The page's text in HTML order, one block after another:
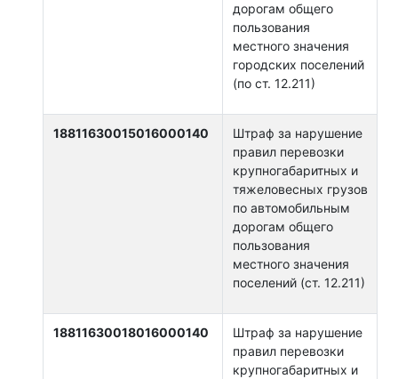
дорогам общего
пользования
местного значения
городских поселений
(по ст. 12.211)
18811630015016000140
Штраф за нарушение
правил перевозки
крупногабаритных и
тяжеловесных грузов
по автомобильным
дорогам общего
пользования
местного значения
поселений (ст. 12.211)
18811630018016000140
Штраф за нарушение
правил перевозки
крупногабаритных и